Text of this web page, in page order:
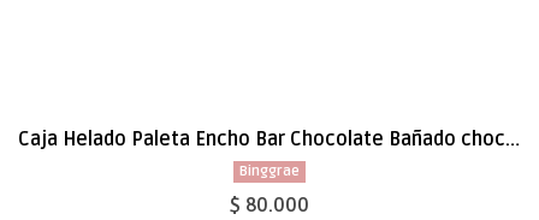
Caja Helado Paleta Encho Bar Chocolate Bañado chocolate 85ml x 40
Binggrae
$ 80.000